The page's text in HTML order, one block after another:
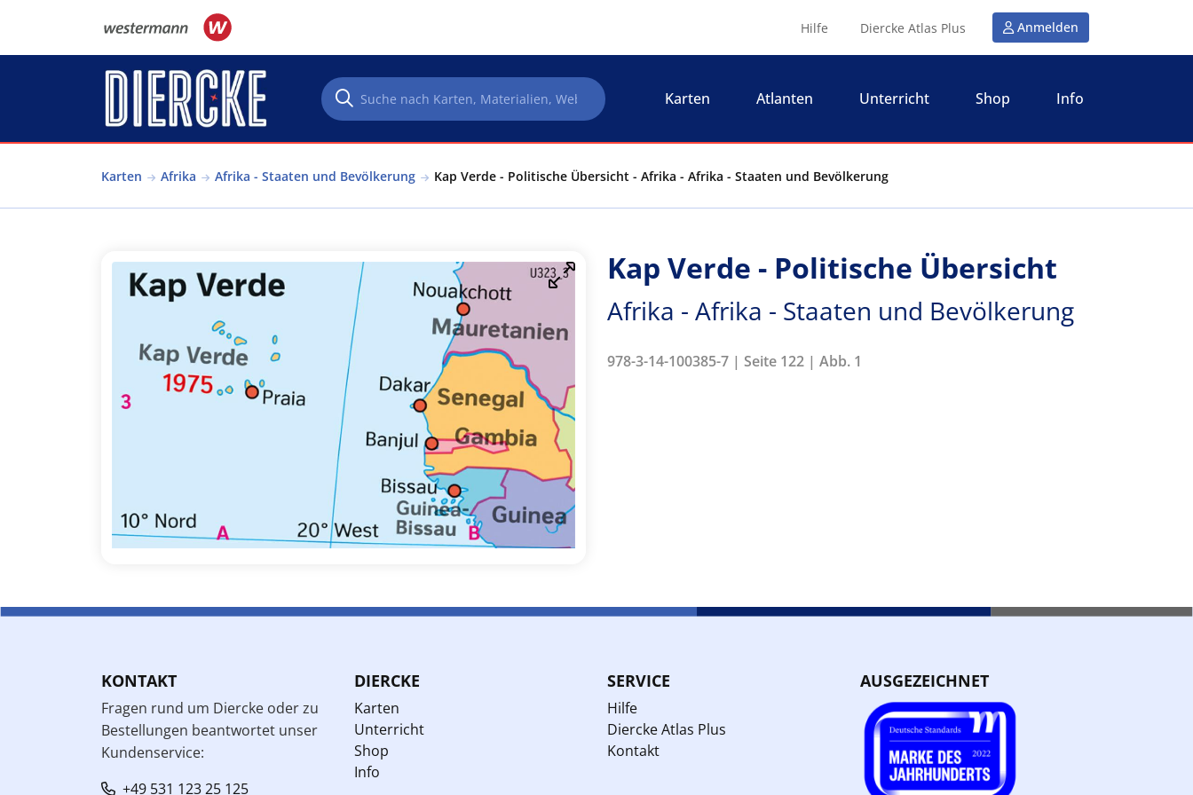
Hilfe Diercke Atlas Plus Anmelden
Karten Atlanten Unterricht Shop Info
Karten Afrika Afrika - Staaten und Bevölkerung Kap Verde - Politische Übersicht - Afrika - Afrika - Staaten und Bevölkerung
Kap Verde - Politische Übersicht
Afrika - Afrika - Staaten und Bevölkerung
978-3-14-100385-7 | Seite 122 | Abb. 1
KONTAKT
Fragen rund um Diercke oder zu
Bestellungen beantwortet unser
Kundenservice:
+49 531 123 25 125
DIERCKE
Karten
Unterricht
Shop
Info
SERVICE
Hilfe
Diercke Atlas Plus
Kontakt
AUSGEZEICHNET